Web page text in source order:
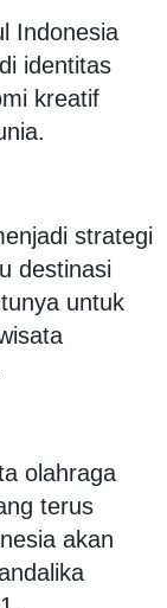
Indonesia
identitas
kreatif
strategi
destinasi
untuk
olahraga
terus
akan